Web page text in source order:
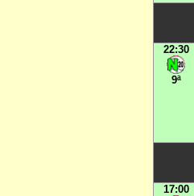
22:30
9ª
17:00